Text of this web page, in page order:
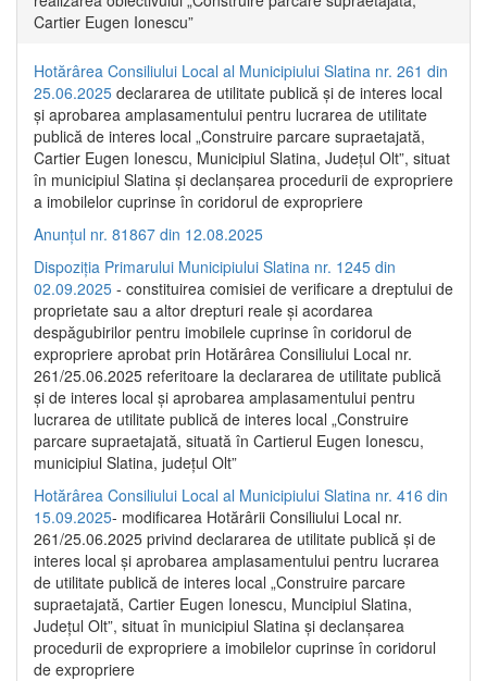
Cartier Eugen Ionescu”
Hotărârea Consiliului Local al Municipiului Slatina nr. 261 din
25.06.2025 declararea de utilitate publică și de interes local
și aprobarea amplasamentului pentru lucrarea de utilitate
publică de interes local „Construire parcare supraetajată,
Cartier Eugen Ionescu, Municipiul Slatina, Județul Olt”, situat
în municipiul Slatina și declanșarea procedurii de expropriere
a imobilelor cuprinse în coridorul de expropriere
Anunțul nr. 81867 din 12.08.2025
Dispoziția Primarului Municipiului Slatina nr. 1245 din
02.09.2025 - constituirea comisiei de verificare a dreptului de
proprietate sau a altor drepturi reale și acordarea
despăgubirilor pentru imobilele cuprinse în coridorul de
expropriere aprobat prin Hotărârea Consiliului Local nr.
261/25.06.2025 referitoare la declararea de utilitate publică
și de interes local și aprobarea amplasamentului pentru
lucrarea de utilitate publică de interes local „Construire
parcare supraetajată, situată în Cartierul Eugen Ionescu,
municipiul Slatina, județul Olt”
Hotărârea Consiliului Local al Municipiului Slatina nr. 416 din
15.09.2025- modificarea Hotărârii Consiliului Local nr.
261/25.06.2025 privind declararea de utilitate publică și de
interes local și aprobarea amplasamentului pentru lucrarea
de utilitate publică de interes local „Construire parcare
supraetajată, Cartier Eugen Ionescu, Muncipiul Slatina,
Județul Olt”, situat în municipiul Slatina și declanșarea
procedurii de expropriere a imobilelor cuprinse în coridorul
de expropriere